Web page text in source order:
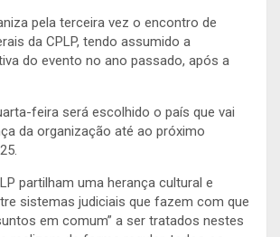
pela terceira vez o encontro de
da CPLP, tendo assumido a
do evento no ano passado, após a
feira será escolhido o país que vai
da organização até ao próximo
partilham uma herança cultural e
sistemas judiciais que fazem com que
em comum” a ser tratados nestes